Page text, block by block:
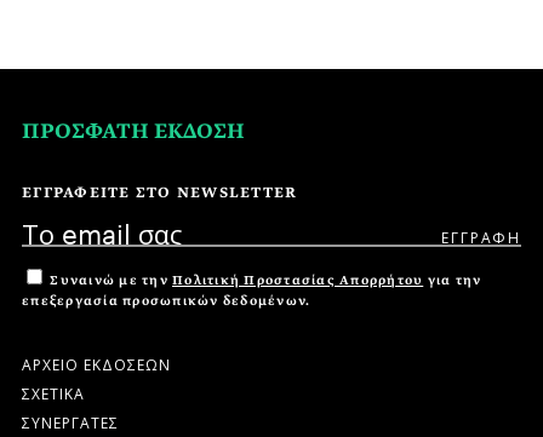
ΠΡΟΣΦΑΤΗ ΕΚΔΟΣΗ
ΕΓΓΡΑΦΕΙΤΕ ΣΤΟ NEWSLETTER
Συναινώ με την Πολιτική Προστασίας Απορρήτου για την
επεξεργασία προσωπικών δεδομένων.
ΑΡΧΕΙΟ ΕΚΔΟΣΕΩΝ
ΣΧΕΤΙΚΑ
ΣΥΝΕΡΓΑΤΕΣ